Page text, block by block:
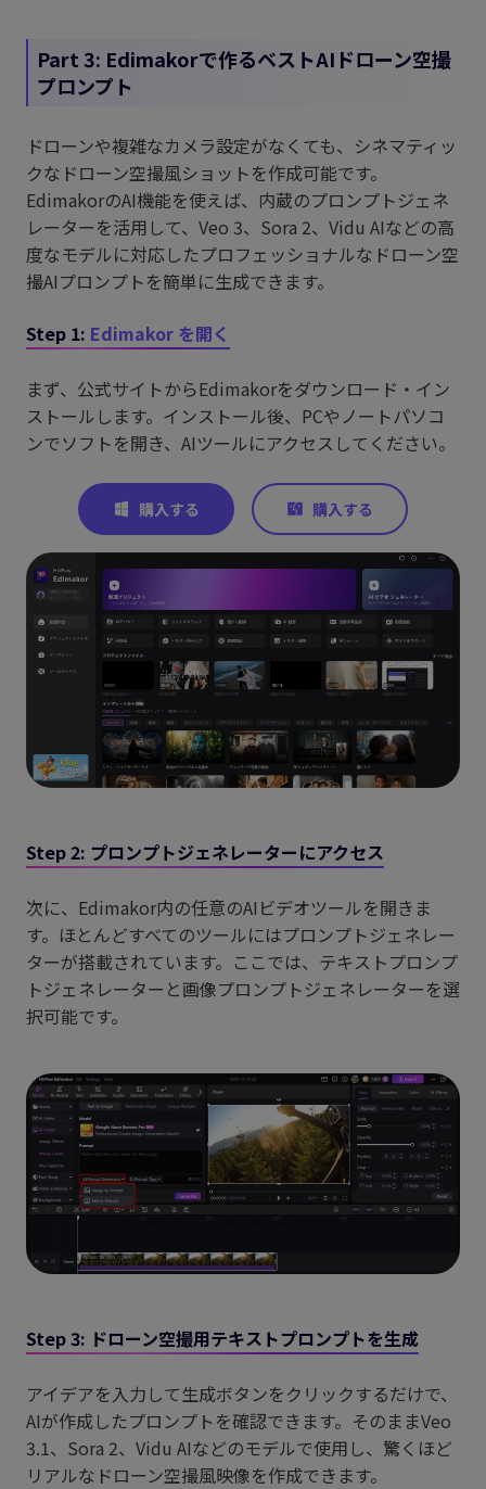
Part 3: Edimakorで作るベストAIドローン空撮
プロンプト
ドローンや複雑なカメラ設定がなくても、シネマティッ
クなドローン空撮風ショットを作成可能です。
EdimakorのAI機能を使えば、内蔵のプロンプトジェネ
レーターを活用して、Veo 3、Sora 2、Vidu AIなどの高
度なモデルに対応したプロフェッショナルなドローン空
撮AIプロンプトを簡単に生成できます。
Step 1: Edimakor を開く
まず、公式サイトからEdimakorをダウンロード・イン
ストールします。インストール後、PCやノートパソコ
ンでソフトを開き、AIツールにアクセスしてください。
Step 2: プロンプトジェネレーターにアクセス
次に、Edimakor内の任意のAIビデオツールを開きま
す。ほとんどすべてのツールにはプロンプトジェネレー
ターが搭載されています。ここでは、テキストプロンプ
トジェネレーターと画像プロンプトジェネレーターを選
択可能です。
Step 3: ドローン空撮用テキストプロンプトを生成
アイデアを入力して生成ボタンをクリックするだけで、
AIが作成したプロンプトを確認できます。そのままVeo
3.1、Sora 2、Vidu AIなどのモデルで使用し、驚くほど
リアルなドローン空撮風映像を作成できます。